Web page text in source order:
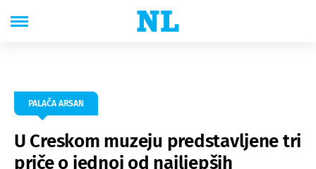
PALAČA ARSAN
U Creskom muzeju predstavljene tri
priče o jednoj od najljepših